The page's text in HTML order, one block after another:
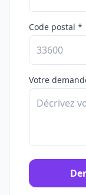
Code postal *
Votre